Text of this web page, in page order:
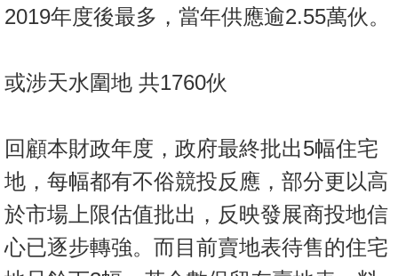
於
2019年度後最多，當年供應逾2.55萬伙。
或涉天水圍地 共1760伙
回顧本財政年度，政府最終批出5幅住宅
地，每幅都有不俗競投反應，部分更以高
於市場上限估值批出，反映發展商投地信
心已逐步轉強。而目前賣地表待售的住宅